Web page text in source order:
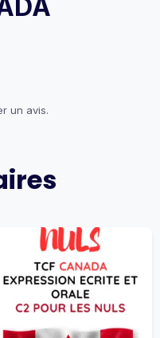
un avis.